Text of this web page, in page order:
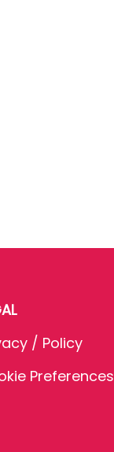
/ Policy
Preferences